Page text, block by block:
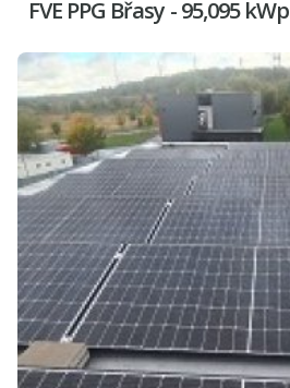
FVE PPG Břasy - 95,095 kWp